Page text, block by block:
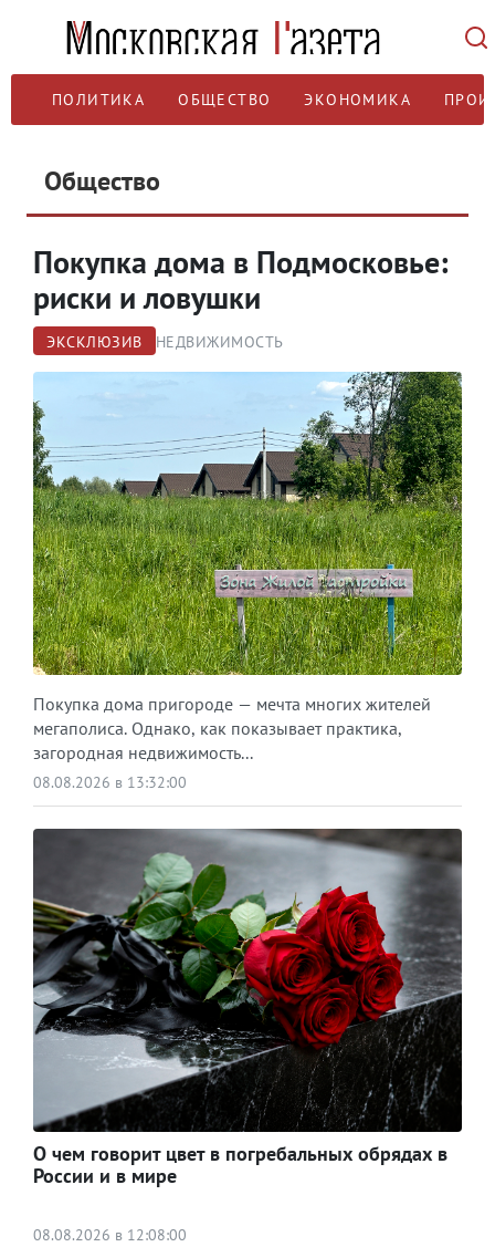
ПОЛИТИКА ОБЩЕСТВО ЭКОНОМИКА
Общество
Покупка дома в Подмосковье:
риски и ловушки
ЭКСКЛЮЗИВ НЕДВИЖИМОСТЬ
Покупка дома пригороде — мечта многих жителей
мегаполиса. Однако, как показывает практика,
загородная недвижимость...
08.08.2026 в 13:32:00
О чем говорит цвет в погребальных обрядах в
России и в мире
08.08.2026 в 12:08:00